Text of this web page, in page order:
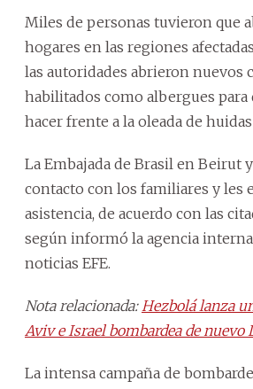
Miles de personas tuvieron que
hogares en las regiones
las autoridades abrieron nuevos
habilitados como albergues para
hacer frente a la oleada de
La Embajada de Brasil en Beirut
contacto con los familiares y les
asistencia, de acuerdo con las
según informó la agencia
noticias EFE.
Nota relacionada: Hezbolá lanza
Aviv e Israel bombardea de nuevo
La intensa campaña de